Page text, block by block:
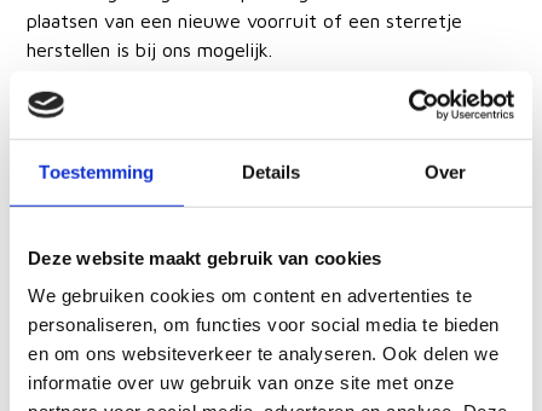
Toestemming Details Over
Deze website maakt gebruik van cookies
We gebruiken cookies om content en advertenties te
personaliseren, om functies voor social media te bieden
en om ons websiteverkeer te analyseren. Ook delen we
informatie over uw gebruik van onze site met onze
plaatsen van een nieuwe voorruit of een sterretje
herstellen is bij ons mogelijk.
nodig? Wij hebben een vervangwagen ter beschikking.